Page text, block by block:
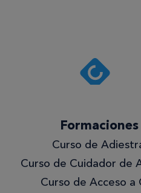
política de
privacidad .*
¡Quiero
mejor!
Curso de
Curso de Cuidador de
Curso de Acceso a